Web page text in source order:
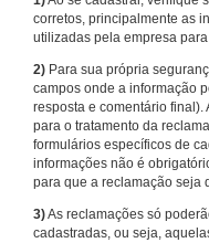
corretos, principalmente as
utilizadas pela empresa
2) Para sua própria
campos onde a informação
resposta e comentário
para o tratamento da
formulários específicos de
informações não é
para que a reclamação seja
3)As reclamações só
cadastradas, ou seja,